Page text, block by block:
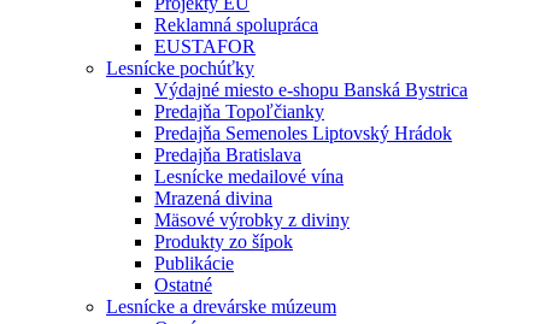
Reklamná spolupráca
EUSTAFOR
Lesnícke pochúťky
Výdajné miesto e-shopu Banská Bystrica
Predajňa Topoľčianky
Predajňa Semenoles Liptovský Hrádok
Predajňa Bratislava
Lesnícke medailové vína
Mrazená divina
Mäsové výrobky z diviny
Produkty zo šípok
Publikácie
Ostatné
Lesnícke a drevárske múzeum